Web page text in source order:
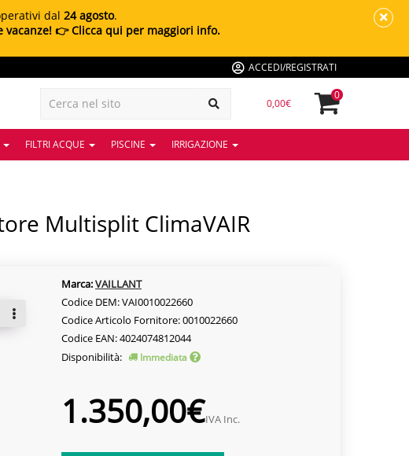
dal 24 agosto.
vacanze! 👉 Clicca qui per maggiori info.
ACCEDI/REGISTRATI
0,00€
0
FILTRI ACQUE PISCINE IRRIGAZIONE
Marca:VAILLANT
Codice DEM: VAI0010022660
Codice Articolo Fornitore: 0010022660
Codice EAN: 4024074812044
Disponibilità:
Immediata
1.350,00€IVA Inc.